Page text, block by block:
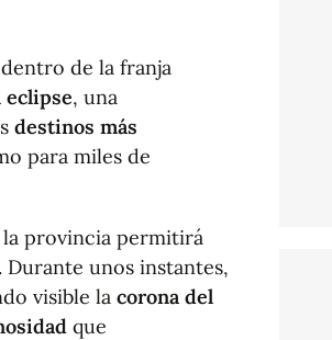
de la franja
, una
destinos más
para miles de
la provincia permitirá
. Durante unos instantes,
visible la corona del
que